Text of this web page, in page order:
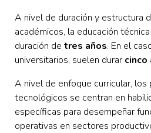
A nivel de duración y estructura
académicos, la educación
duración de tres años. En el
universitarios, suelen durar cinco
A nivel de enfoque curricular,
tecnológicos se centran en
específicas para desempeñar
operativas en sectores